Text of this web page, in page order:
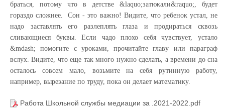
браться, потому что в детстве &laquo;затюкали&raquo;, будет
гораздо сложнее. Сон - это важно! Видите, что ребенок устал, не
надо заставлять его разлеплять глаза и продираться сквозь
сливающиеся буквы. Если чадо плохо себя чувствует, устало
&mdash; помогите с уроками, прочитайте главу или параграф
вслух. Видите, что еще так много нужно сделать, а времени до сна
осталось совсем мало, возьмите на себя рутинную работу,
например, вырезание по труду, пока он делает математику.
Работа Школьной службы медиации за .2021-2022.pdf